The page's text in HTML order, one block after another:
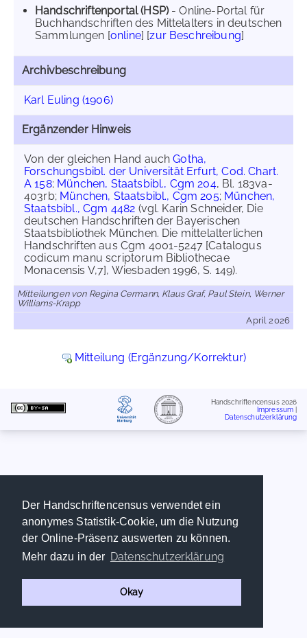
Der Handschriftencensus verwendet ein
anonymes Statistik-Cookie, um die Nutzung
der Online-Präsenz auswerten zu können.
Mehr dazu in der Datenschutzerklärung
Okay
Handschriftenportal (HSP)- Online-Portal für
Buchhandschriften des Mittelalters in deutschen
Sammlungen [online] [zur Beschreibung]
Archivbeschreibung
Karl Euling (1906)
Ergänzender Hinweis
Von der gleichen Hand auchGotha,
Forschungsbibl. der Universität Erfurt, Cod. Chart.
A 158; München, Staatsbibl., Cgm 204, Bl. 183va-
403rb; München, Staatsbibl., Cgm 205; München,
Staatsbibl., Cgm 4482 (vgl. Karin Schneider, Die
deutschen Handschriften der Bayerischen
Staatsbibliothek München. Die mittelalterlichen
Handschriften aus Cgm 4001-5247 [Catalogus
codicum manu scriptorum Bibliothecae
Monacensis V,7], Wiesbaden 1996, S. 149).
Mitteilungen von Regina Cermann, Klaus Graf, Paul Stein, Werner
Williams-Krapp
April 2026
Mitteilung (Ergänzung/Korrektur)
Handschriftencensus 2026
Impressum
Datenschutzerklärung